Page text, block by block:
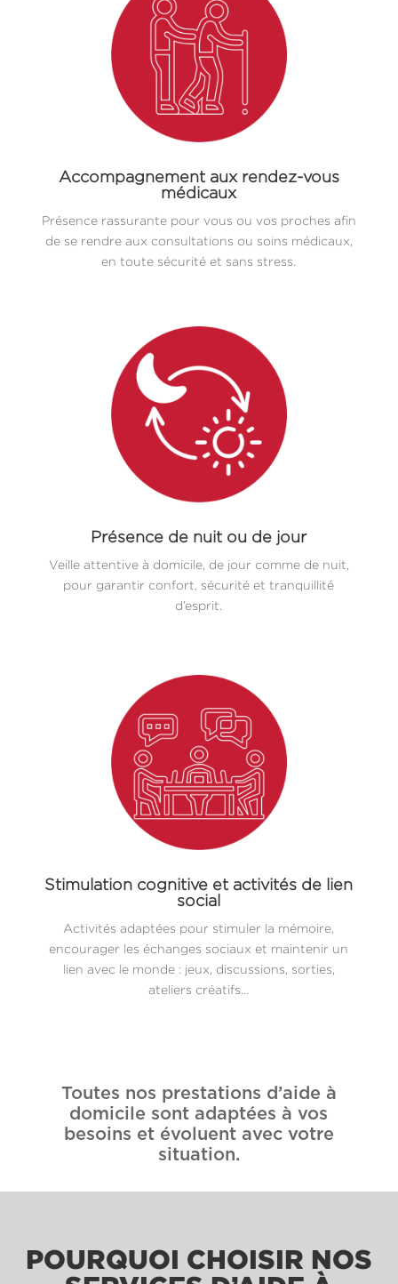
Accompagnement aux rendez-vous
médicaux
Présence rassurante pour vous ou vos proches afin
de se rendre aux consultations ou soins médicaux,
en toute sécurité et sans stress.
Présence de nuit ou de jour
Veille attentive à domicile, de jour comme de nuit,
pour garantir confort, sécurité et tranquillité
d’esprit.
Stimulation cognitive et activités de lien
social
Activités adaptées pour stimuler la mémoire,
encourager les échanges sociaux et maintenir un
lien avec le monde : jeux, discussions, sorties,
ateliers créatifs…
Toutes nos prestations d’aide à
domicile sont adaptées à vos
besoins et évoluent avec votre
situation.
POURQUOI CHOISIR NOS